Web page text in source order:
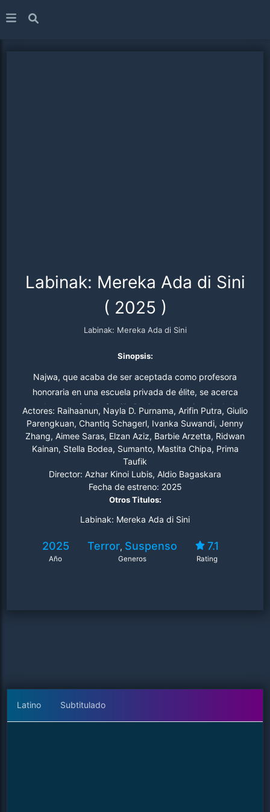
Labinak: Mereka Ada di Sini
( 2025 )
Labinak: Mereka Ada di Sini
Sinopsis:
Najwa, que acaba de ser aceptada como profesora
honoraria en una escuela privada de élite, se acerca
cada vez más a la familia Bhairawa, propietaria de la
fundación de la escuela.
Actores: Raihaanun, Nayla D. Purnama, Arifin Putra, Giulio
Parengkuan, Chantiq Schagerl, Ivanka Suwandi, Jenny
Zhang, Aimee Saras, Elzan Aziz, Barbie Arzetta, Ridwan
Kainan, Stella Bodea, Sumanto, Mastita Chipa, Prima
Taufik
Director: Azhar Kinoi Lubis, Aldio Bagaskara
Fecha de estreno: 2025
Otros Titulos:
Labinak: Mereka Ada di Sini
2025
Año
Terror, Suspenso
Generos
7.1
Rating
Latino Subtitulado